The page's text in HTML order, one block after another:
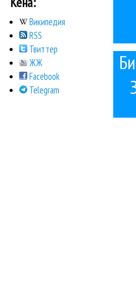
Википедия
RSS
Твиттер
ЖЖ
Facebook
Telegram